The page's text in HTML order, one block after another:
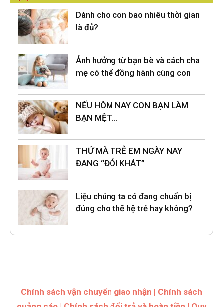
Dành cho con bao nhiêu thời gian
là đủ?
Ảnh hưởng từ bạn bè và cách cha
mẹ có thể đồng hành cùng con
NẾU HÔM NAY CON BẠN LÀM
BẠN MỆT…
THỨ MÀ TRẺ EM NGÀY NAY
ĐANG “ĐÓI KHÁT”
Liệu chúng ta có đang chuẩn bị
đúng cho thế hệ trẻ hay không?
Chính sách vận chuyển giao nhận | Chính sách